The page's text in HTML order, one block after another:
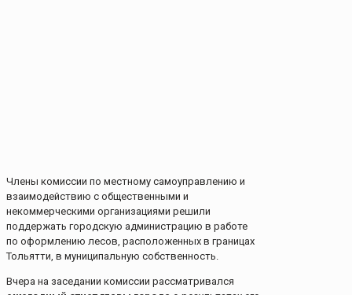
Члены комиссии по местному самоуправлению и
взаимодействию с общественными и
некоммерческими организациями решили
поддержать городскую администрацию в работе
по оформлению лесов, расположенных в границах
Тольятти, в муниципальную собственность.
Вчера на заседании комиссии рассматривался